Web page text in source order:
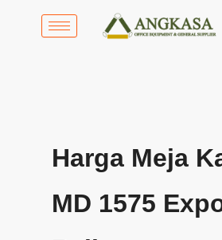
Harga Meja
MD 1575